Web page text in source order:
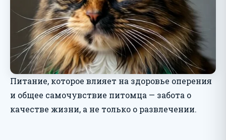
Питание, которое влияет на здоровье оперения
и общее самочувствие питомца — забота о
качестве жизни, а не только о развлечении.